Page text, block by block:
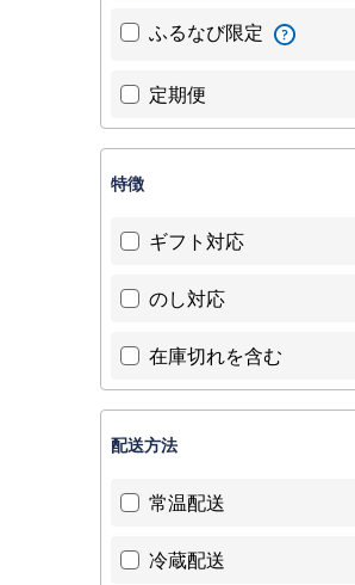
ふるなび限定
定期便
特徴
ギフト対応
のし対応
在庫切れを含む
配送方法
常温配送
冷蔵配送